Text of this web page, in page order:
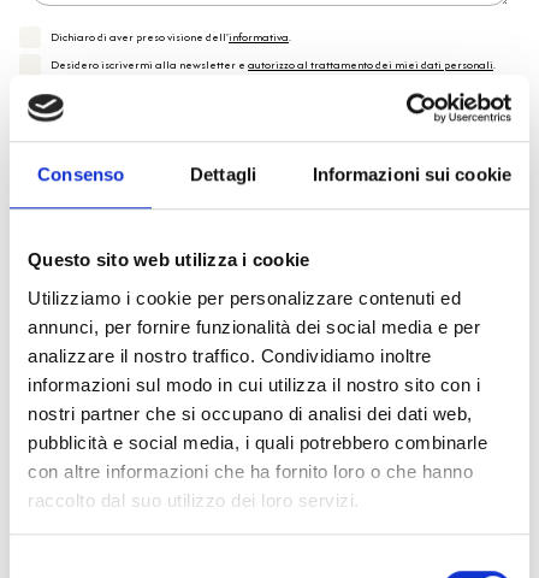
Consenso Dettagli Informazioni sui cookie
Questo sito web utilizza i cookie
Utilizziamo i cookie per personalizzare contenuti ed
annunci, per fornire funzionalità dei social media e per
analizzare il nostro traffico. Condividiamo inoltre
informazioni sul modo in cui utilizza il nostro sito con i
nostri partner che si occupano di analisi dei dati web,
pubblicità e social media, i quali potrebbero combinarle
con altre informazioni che ha fornito loro o che hanno
raccolto dal suo utilizzo dei loro servizi.
Dichiaro di aver preso visione dell'informativa.
Desidero iscrivermi alla newsletter e autorizzo al trattamento dei miei dati personali.
* Campi obbligatori
Invia richiesta
Reso facile e veloce
PRONTA consegna
Spedizione Gratuita